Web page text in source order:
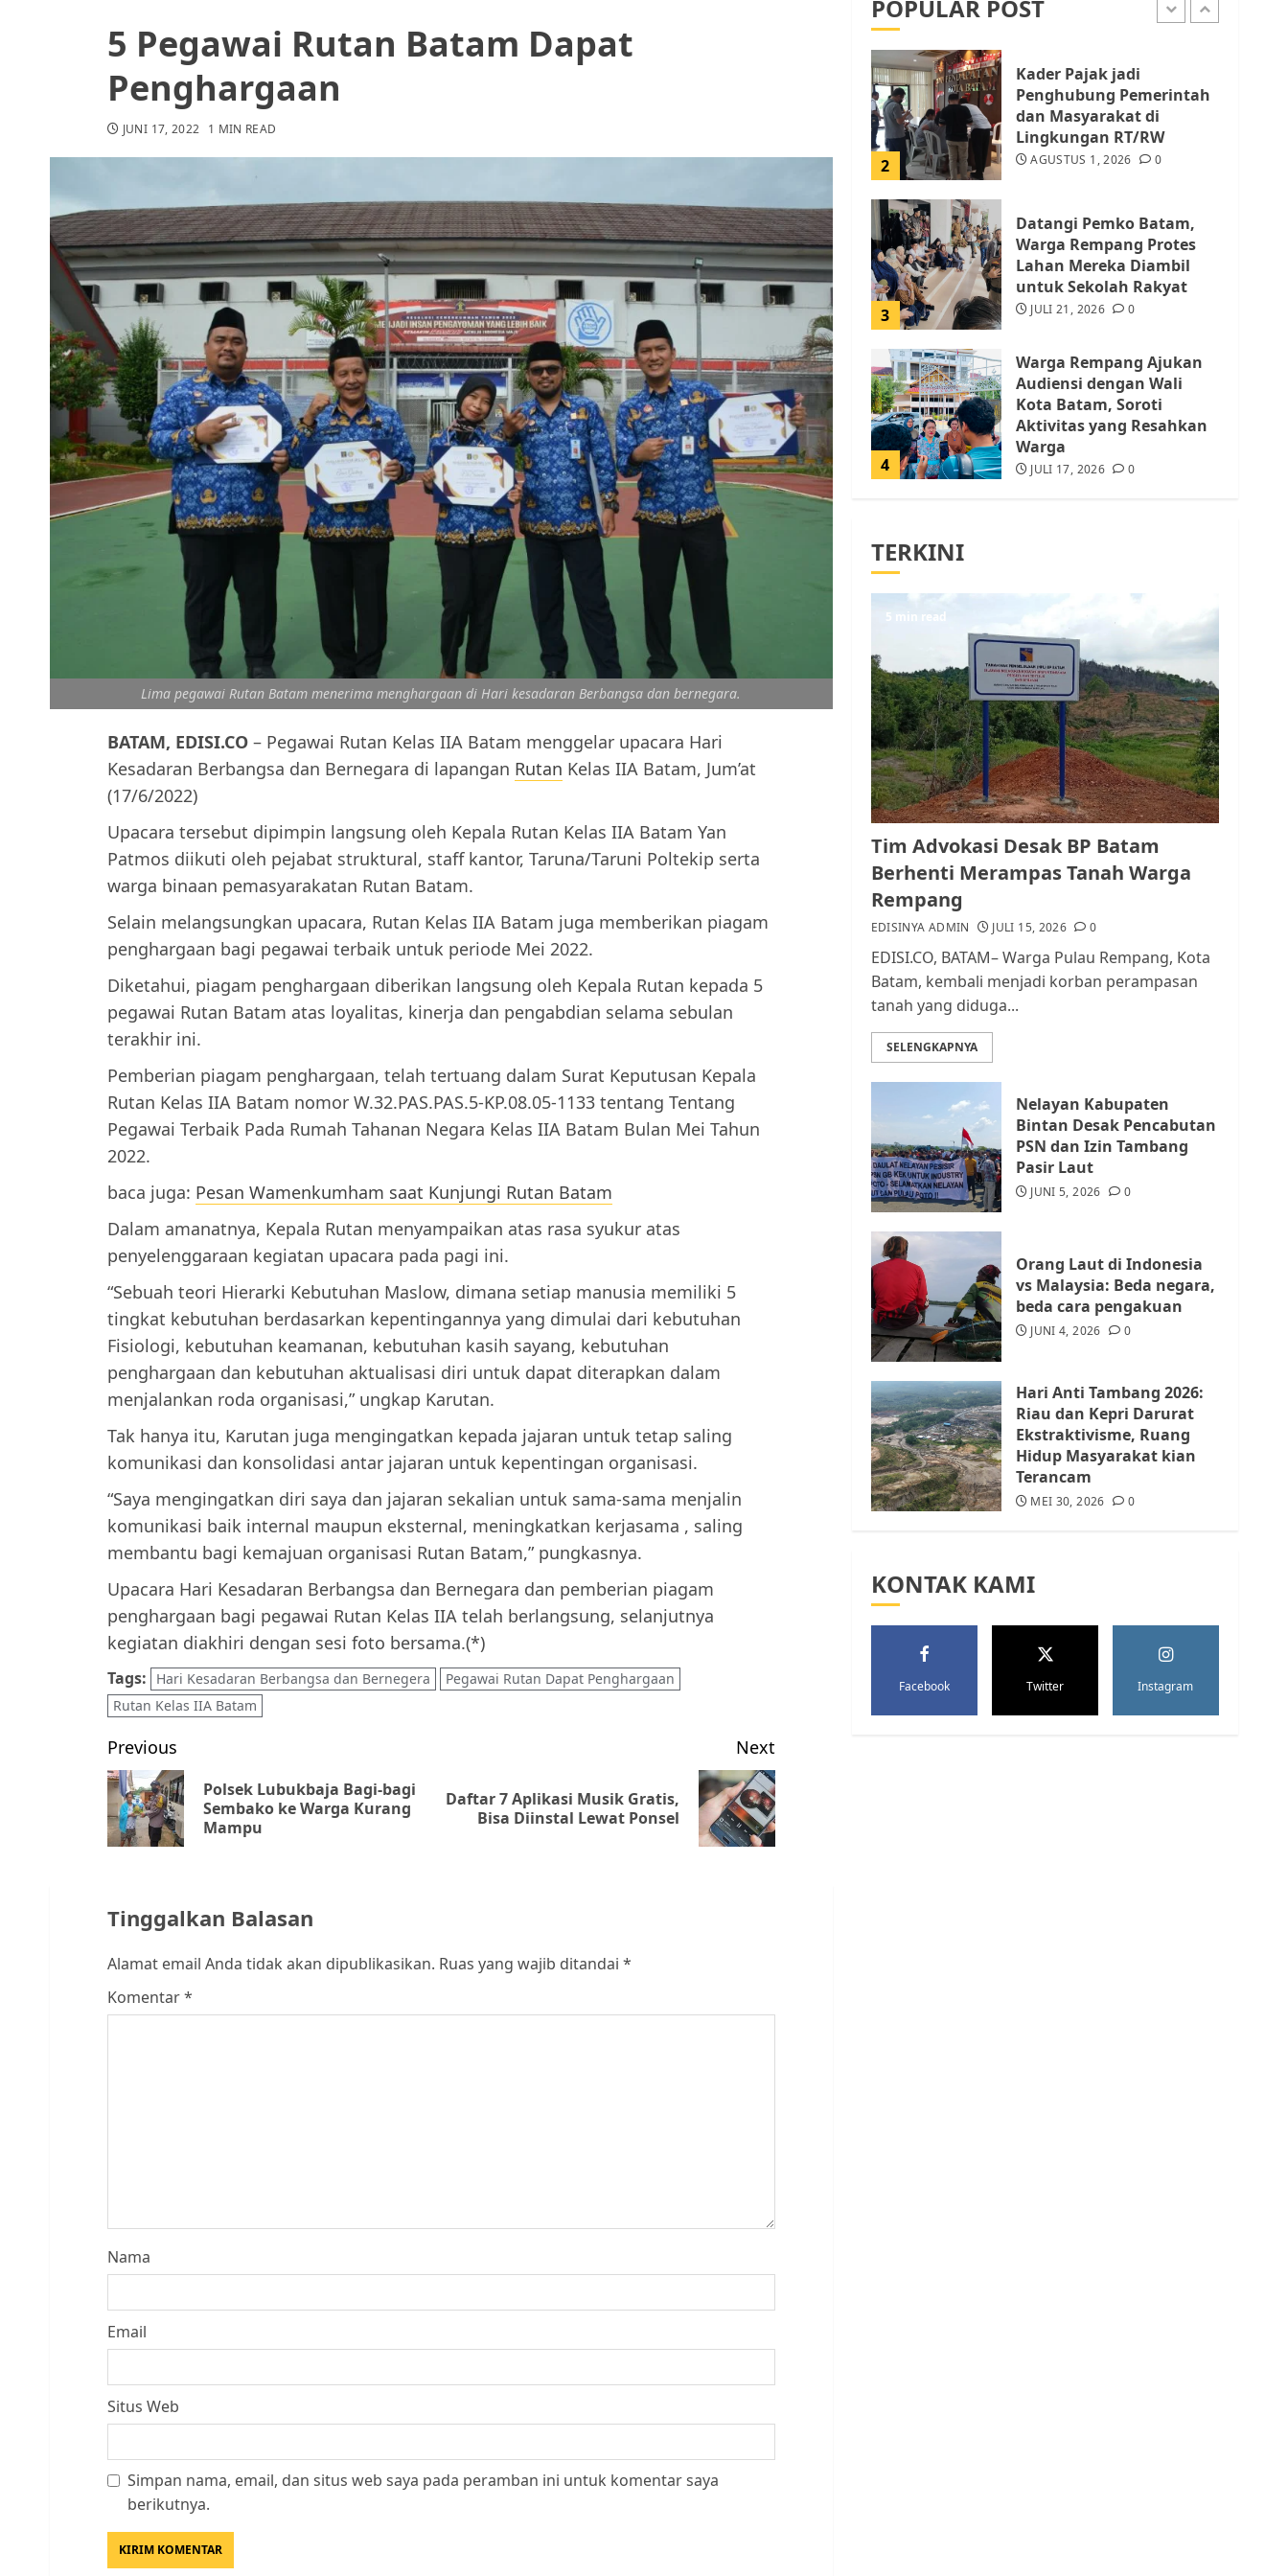
5 Pegawai Rutan Batam Dapat
Penghargaan
JUNI 17, 2022 1 MIN READ
Lima pegawai Rutan Batam menerima menghargaan di Hari kesadaran Berbangsa dan bernegara.
BATAM, EDISI.CO – Pegawai Rutan Kelas IIA Batam menggelar upacara Hari
Kesadaran Berbangsa dan Bernegara di lapangan Rutan Kelas IIA Batam, Jum’at
(17/6/2022)
Upacara tersebut dipimpin langsung oleh Kepala Rutan Kelas IIA Batam Yan
Patmos diikuti oleh pejabat struktural, staff kantor, Taruna/Taruni Poltekip serta
warga binaan pemasyarakatan Rutan Batam.
Selain melangsungkan upacara, Rutan Kelas IIA Batam juga memberikan piagam
penghargaan bagi pegawai terbaik untuk periode Mei 2022.
Diketahui, piagam penghargaan diberikan langsung oleh Kepala Rutan kepada 5
pegawai Rutan Batam atas loyalitas, kinerja dan pengabdian selama sebulan
terakhir ini.
Pemberian piagam penghargaan, telah tertuang dalam Surat Keputusan Kepala
Rutan Kelas IIA Batam nomor W.32.PAS.PAS.5-KP.08.05-1133 tentang Tentang
Pegawai Terbaik Pada Rumah Tahanan Negara Kelas IIA Batam Bulan Mei Tahun
2022.
baca juga: Pesan Wamenkumham saat Kunjungi Rutan Batam
Dalam amanatnya, Kepala Rutan menyampaikan atas rasa syukur atas
penyelenggaraan kegiatan upacara pada pagi ini.
“Sebuah teori Hierarki Kebutuhan Maslow, dimana setiap manusia memiliki 5
tingkat kebutuhan berdasarkan kepentingannya yang dimulai dari kebutuhan
Fisiologi, kebutuhan keamanan, kebutuhan kasih sayang, kebutuhan
penghargaan dan kebutuhan aktualisasi diri untuk dapat diterapkan dalam
menjalankan roda organisasi,” ungkap Karutan.
Tak hanya itu, Karutan juga mengingatkan kepada jajaran untuk tetap saling
komunikasi dan konsolidasi antar jajaran untuk kepentingan organisasi.
“Saya mengingatkan diri saya dan jajaran sekalian untuk sama-sama menjalin
komunikasi baik internal maupun eksternal, meningkatkan kerjasama , saling
membantu bagi kemajuan organisasi Rutan Batam,” pungkasnya.
Upacara Hari Kesadaran Berbangsa dan Bernegara dan pemberian piagam
penghargaan bagi pegawai Rutan Kelas IIA telah berlangsung, selanjutnya
kegiatan diakhiri dengan sesi foto bersama.(*)
Tags: Hari Kesadaran Berbangsa dan Bernegera
Pegawai Rutan Dapat Penghargaan
Rutan Kelas IIA Batam
Post
navigation
Previous
Previous
post:
Polsek Lubukbaja Bagi-bagi
Sembako ke Warga Kurang
Mampu
Next
Next
post:
Daftar 7 Aplikasi Musik Gratis,
Bisa Diinstal Lewat Ponsel
Tinggalkan Balasan
Alamat email Anda tidak akan dipublikasikan. Ruas yang wajib ditandai *
Komentar*
Nama
Email
Situs Web
Simpan nama, email, dan situs web saya pada peramban ini untuk komentar saya
berikutnya.
POPULAR POST
1 AGUSTUS 1, 2026
2
Kader Pajak jadi
Penghubung Pemerintah
dan Masyarakat di
Lingkungan RT/RW
AGUSTUS 1, 2026 0
3
Datangi Pemko Batam,
Warga Rempang Protes
Lahan Mereka Diambil
untuk Sekolah Rakyat
JULI 21, 2026 0
4
Warga Rempang Ajukan
Audiensi dengan Wali
Kota Batam, Soroti
Aktivitas yang Resahkan
Warga
JULI 17, 2026 0
5 JULI 15, 2026
1
Pemko Batam Tegaskan
RT dan RW bukan Petugas
Pendataan dan
Pemungutan Pajak
AGUSTUS 1, 2026 0
2
Kader Pajak jadi
Penghubung Pemerintah
dan Masyarakat di
Lingkungan RT/RW
3
Datangi Pemko Batam,
Warga Rempang Protes
Lahan Mereka Diambil
4
Warga Rempang Ajukan
Audiensi dengan Wali
Kota Batam, Soroti
Aktivitas yang Resahkan
Warga
5
Tim Advokasi Desak BP
Batam Berhenti
Merampas Tanah Warga
Rempang
TERKINI
5 min read
Tim Advokasi Desak BP Batam
Berhenti Merampas Tanah Warga
Rempang
EDISINYA ADMIN JULI 15, 2026 0
EDISI.CO, BATAM– Warga Pulau Rempang, Kota
Batam, kembali menjadi korban perampasan
tanah yang diduga...
SELENGKAPNYA
Nelayan Kabupaten
Bintan Desak Pencabutan
PSN dan Izin Tambang
Pasir Laut
JUNI 5, 2026 0
Orang Laut di Indonesia
vs Malaysia: Beda negara,
beda cara pengakuan
JUNI 4, 2026 0
Hari Anti Tambang 2026:
Riau dan Kepri Darurat
Ekstraktivisme, Ruang
Hidup Masyarakat kian
Terancam
MEI 30, 2026 0
KONTAK KAMI
Facebook Twitter Instagram